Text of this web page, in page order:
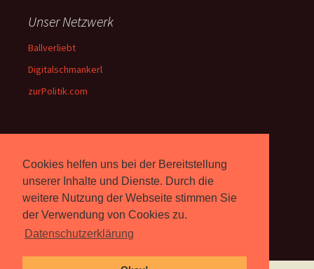
Cookies helfen uns bei der Bereitstellung
unserer Inhalte und Dienste. Durch die
weitere Nutzung der Webseite stimmen Sie
der Verwendung von Cookies zu.
Datenschutzerklärung
Unser Netzwerk
Ballverliebt
Digitalschmankerl
zurPolitik.com
Über Uns
Rebell.atberichtet seit 2003
unabhängig über Computer-
und Videospiele. ( Impressum )